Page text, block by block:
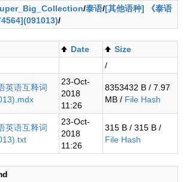
/泰语/[其他语种] 《泰语
/
Date
Size
/
英语互释词
23-Oct-
2018
11:26
8353432 B / 7.97
MB / File Hash
英语互释词
23-Oct-
2018
11:26
315 B / 315 B /
File Hash